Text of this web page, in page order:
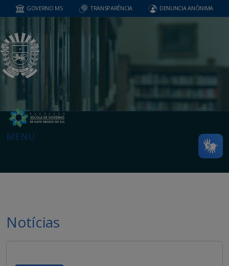
GOVERNO MS TRANSPARÊNCIA DENUNCIA ANÔNIMA
MENU
Notícias